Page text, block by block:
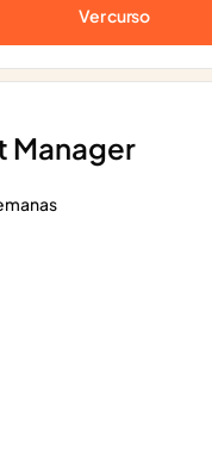
Ver curso
Manager